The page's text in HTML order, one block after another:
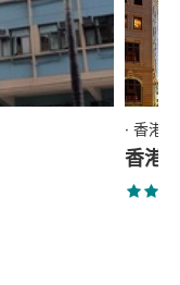
· 香港
香港